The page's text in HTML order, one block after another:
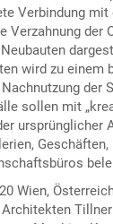
Verbindung
Verzahnung der
wird zu einem
Nachnutzung
sollen mit
ursprünglicher
Wien,
Architekten